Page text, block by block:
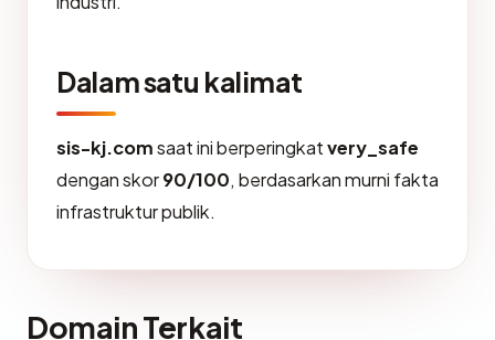
Dalam satu kalimat
sis-kj.comsaat ini berperingkatvery_safe
dengan skor90/100, berdasarkan murni fakta
infrastruktur publik.
Domain Terkait